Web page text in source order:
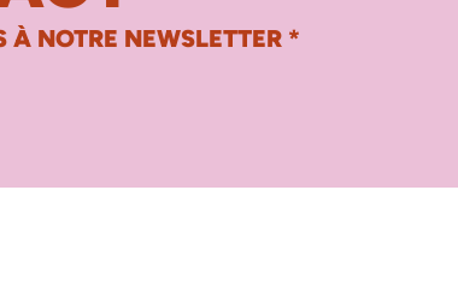
À NOTRE NEWSLETTER *